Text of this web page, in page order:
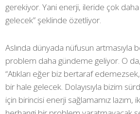
gerekiyor. Yani enerji, ileride çok
gelecek” şeklinde özetliyor.
Aslında dünyada nüfusun artmasıyla
problem daha gündeme geliyor. O da,
“Atıkları eğer biz bertaraf
bir hale gelecek. Dolayısıyla bizim
için birincisi enerji sağlamamız lazım,